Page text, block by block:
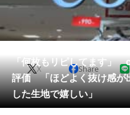
動物
会員記事
メディア
注目記事を集めた総合ページ
「何枚もリピしてます」
評価 「ほどよく抜け感が
した生地で嬉しい」
X Share